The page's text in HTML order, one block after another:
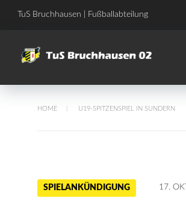
TuS Bruchhausen | Fußballabteilung
HOME / U19-SPITZENSPIEL IN SUNDERN
SPIELANKÜNDIGUNG 17.